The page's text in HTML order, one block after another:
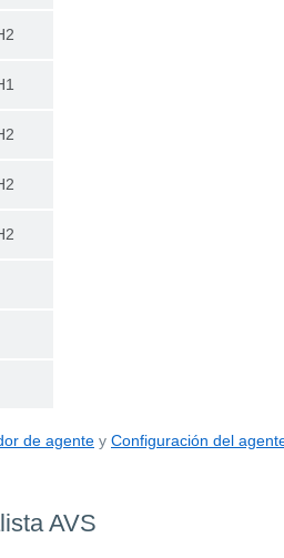
de agente y Configuración del
AVS